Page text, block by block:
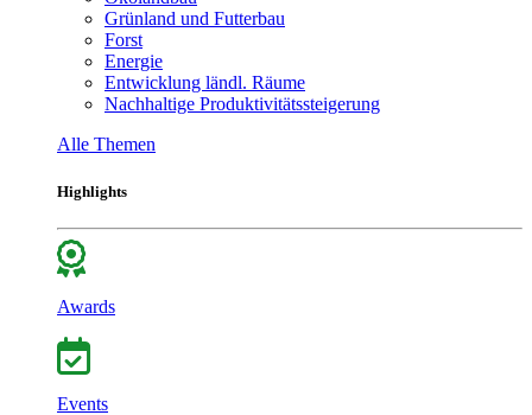
Grünland und Futterbau
Forst
Energie
Entwicklung ländl. Räume
Nachhaltige Produktivitätssteigerung
Alle Themen
Highlights
Awards
Events